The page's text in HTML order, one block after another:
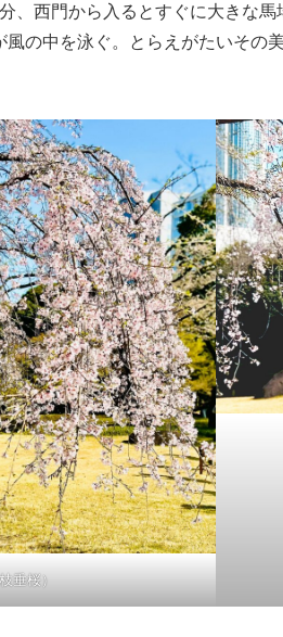
、西門から入るとすぐに大きな
風の中を泳ぐ。とらえがたいその
垂桜）